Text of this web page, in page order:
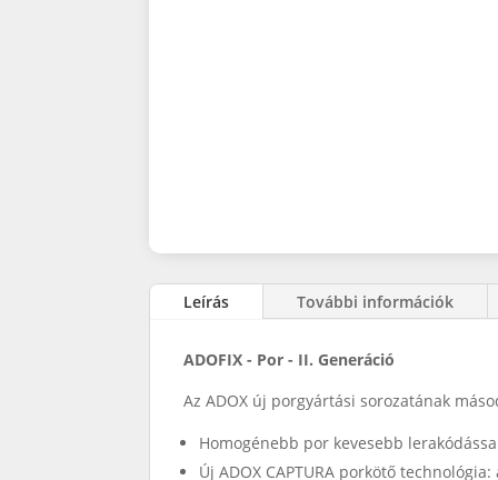
Leírás További információk
ADOFIX - Por - II. Generáció
Az ADOX új porgyártási sorozatának
Homogénebb por kevesebb
Új ADOX CAPTURA porkötő